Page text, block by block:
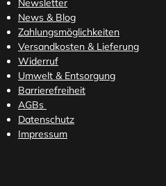
Newsletter
News & Blog
Zahlungsmöglichkeiten
Versandkosten & Lieferung
Widerruf
Umwelt & Entsorgung
Barrierefreiheit
AGBs
Datenschutz
Impressum